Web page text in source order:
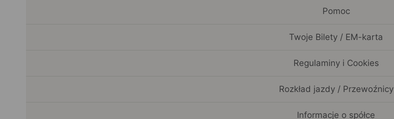
Pomoc
Twoje Bilety / EM-karta
Regulaminy i Cookies
Rozkład jazdy / Przewoźnicy
Informacje o spółce